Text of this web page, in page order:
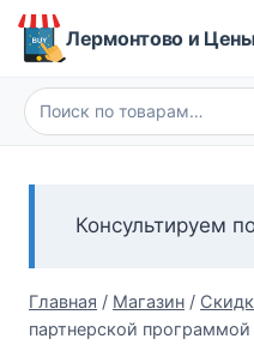
Перейти
Лермонтово и Цены
Искать:
Консультируем
Главная / Магазин /
партнерской